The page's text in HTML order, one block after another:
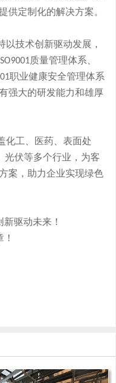
供定制化的解决方案。
以技术创新驱动发展，
ISO9001质量管理体系、
职业健康安全管理体系
强大的研发能力和雄厚
化工、医药、表面处
光伏等多个行业，为客
案，助力企业实现绿色
驱动未来！